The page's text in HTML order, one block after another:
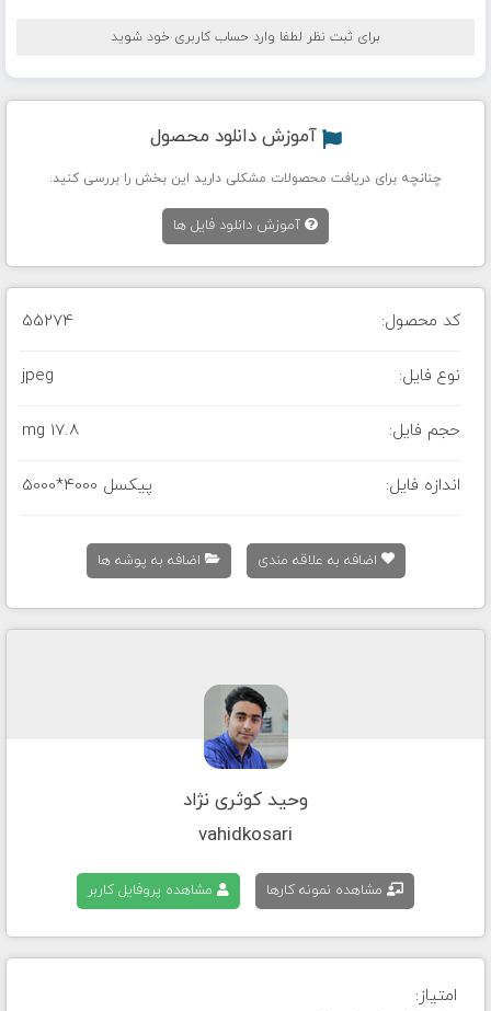
برای ثبت نظر لطفا وارد حساب کاربری خود شوید
آموزش دانلود محصول
چنانچه برای دریافت محصولات مشکلی دارید این بخش را بررسی کنید.
آموزش دانلود فایل ها
کد محصول: 55274
نوع فایل: jpeg
حجم فایل: 17.8 mg
اندازه فایل: 5000*4000 پیکسل
اضافه به علاقه مندی اضافه به پوشه ها
وحید کوثری نژاد
vahidkosari
مشاهده نمونه کارها مشاهده پروفایل کاربر
امتیاز: